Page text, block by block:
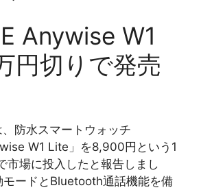
Anywise W1
円切りで発売
、防水スマートウォッチ
W1 Lite」を8,900円という1
市場に投入したと報告しまし
モードとBluetooth通話機能を備